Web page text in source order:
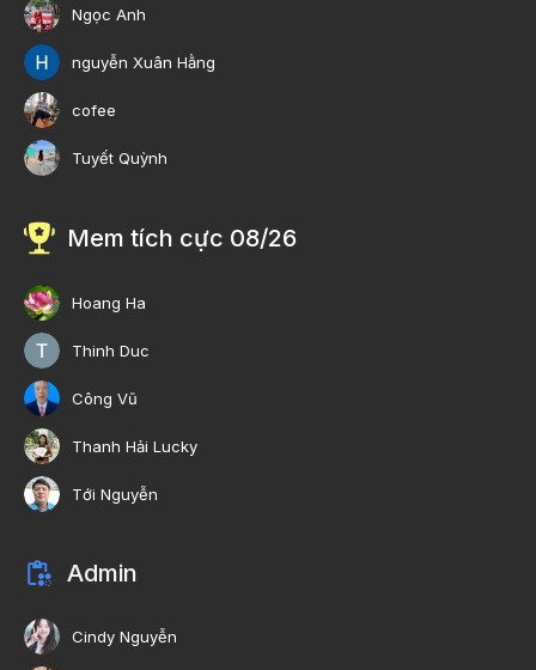
Ngọc Anh
nguyễn Xuân Hằng
cofee
Tuyết Quỳnh
Mem tích cực 08/26
Hoang Ha
Thinh Duc
Công Vũ
Thanh Hải Lucky
Tới Nguyễn
Admin
Cindy Nguyễn